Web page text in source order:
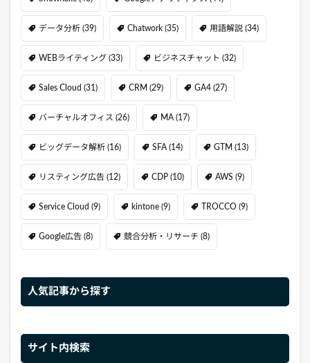
データ分析 (39) Chatwork (35) 用語解説 (34)
WEBライティング (33) ビジネスチャット (32)
Sales Cloud (31) CRM (29) GA4 (27)
バーチャルオフィス (26) MA (17)
ビッグデータ解析 (16) SFA (14) GTM (13)
リスティング広告 (12) CDP (10) AWS (9)
Service Cloud (9) kintone (9) TROCCO (9)
Google広告 (8) 競合分析・リサーチ (8)
人気記事から探す
サイト内検索